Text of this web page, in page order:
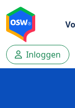
Inloggen